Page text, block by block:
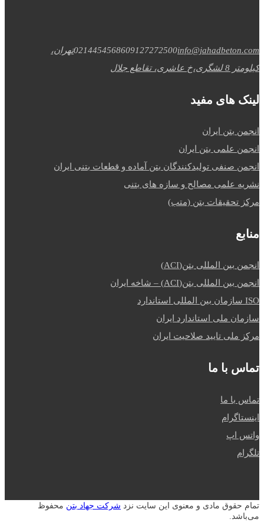
0214454568609127272500info@jahadbeton.com
تهران،
کیلومتر 8 لشگری،خ عاشری، تقاطع جلال
لینک های مفید
انجمن بتن ایران
انجمن علمی بتن ایران
انجمن صنفی تولیدکنندگان بتن آماده و قطعات بتنی ایران
نشریه علمی مصالح و سازه های بتنی
مرکز تحقیقات بتن (متب)
منابع
انجمن بین المللی بتن(ACI)
انجمن بین المللی بتن(ACI) – شاخه ایران
ISO سازمان بین المللی استاندارد
سازمان ملی استاندارد ایران
مرکز ملی تایید صلاحیت ایران
تماس با ما
تماس با ما
اینستاگرام
واتس اپ
تلگرام
تمام حقوق مادی و معنوی این سایت نزد شرکت جهاد بتن محفوظ
می‌باشد.